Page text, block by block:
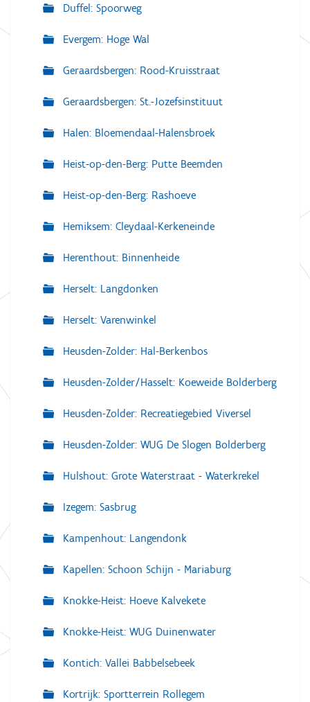
Duffel: Spoorweg
Evergem: Hoge Wal
Geraardsbergen: Rood-Kruisstraat
Geraardsbergen: St.-Jozefsinstituut
Halen: Bloemendaal-Halensbroek
Heist-op-den-Berg: Putte Beemden
Heist-op-den-Berg: Rashoeve
Hemiksem: Cleydaal-Kerkeneinde
Herenthout: Binnenheide
Herselt: Langdonken
Herselt: Varenwinkel
Heusden-Zolder: Hal-Berkenbos
Heusden-Zolder/Hasselt: Koeweide Bolderberg
Heusden-Zolder: Recreatiegebied Viversel
Heusden-Zolder: WUG De Slogen Bolderberg
Hulshout: Grote Waterstraat - Waterkrekel
Izegem: Sasbrug
Kampenhout: Langendonk
Kapellen: Schoon Schijn - Mariaburg
Knokke-Heist: Hoeve Kalvekete
Knokke-Heist: WUG Duinenwater
Kontich: Vallei Babbelsebeek
Kortrijk: Sportterrein Rollegem